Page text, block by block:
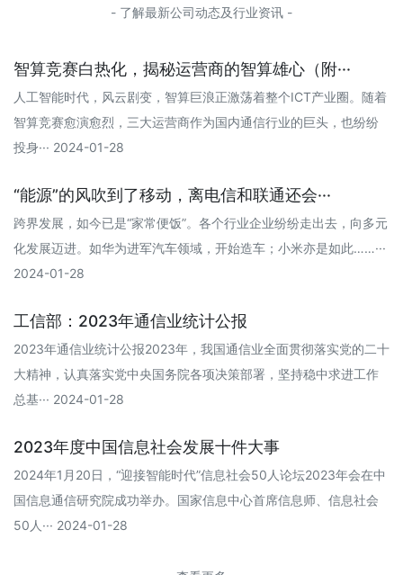
- 了解最新公司动态及行业资讯 -
智算竞赛白热化，揭秘运营商的智算雄心（附···
人工智能时代，风云剧变，智算巨浪正激荡着整个ICT产业圈。随着
智算竞赛愈演愈烈，三大运营商作为国内通信行业的巨头，也纷纷
投身··· 2024-01-28
“能源”的风吹到了移动，离电信和联通还会···
跨界发展，如今已是“家常便饭”。各个行业企业纷纷走出去，向多元
化发展迈进。如华为进军汽车领域，开始造车；小米亦是如此……···
2024-01-28
工信部：2023年通信业统计公报
2023年通信业统计公报2023年，我国通信业全面贯彻落实党的二十
大精神，认真落实党中央国务院各项决策部署，坚持稳中求进工作
总基··· 2024-01-28
2023年度中国信息社会发展十件大事
2024年1月20日，“迎接智能时代”信息社会50人论坛2023年会在中
国信息通信研究院成功举办。国家信息中心首席信息师、信息社会
50人··· 2024-01-28